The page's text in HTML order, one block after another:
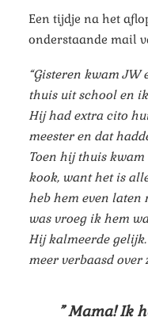
Een tijdje na het
onderstaande mail
“Gisteren kwam
thuis uit school en
Hij had extra cito
meester en dat
Toen hij thuis kwam
kook, want het is
heb hem even
was vroeg ik hem
Hij kalmeerde
meer verbaasd over
” Mama! Ik